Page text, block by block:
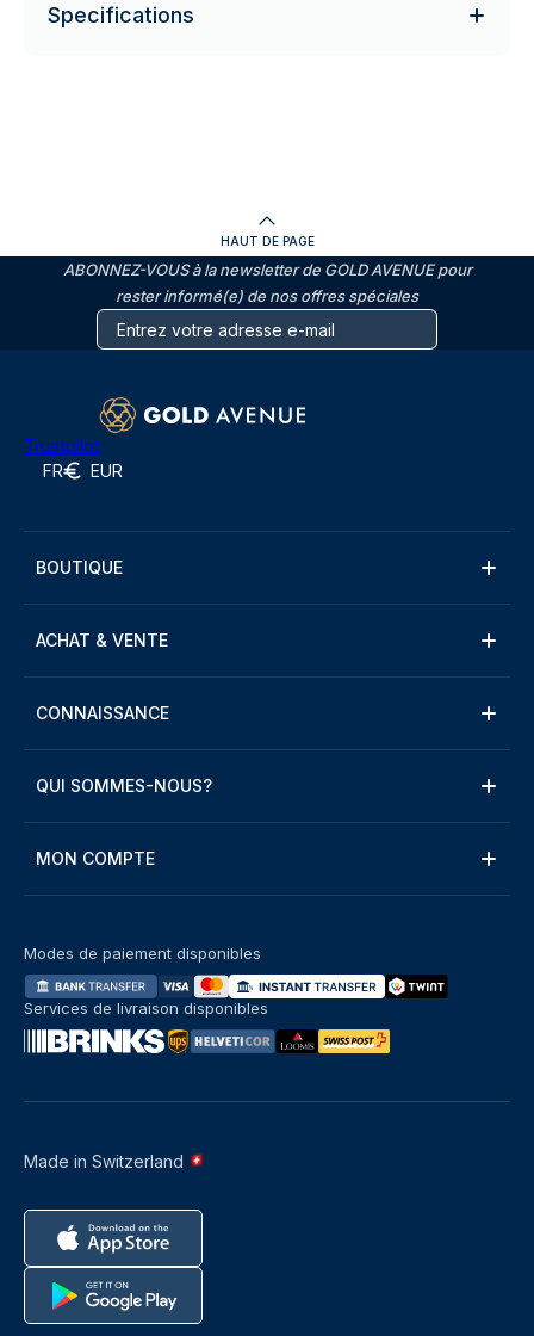
Specifications
HAUT DE PAGE
ABONNEZ-VOUS à la newsletter de GOLD AVENUE pour
rester informé(e) de nos offres spéciales
Trustpilot
FR EUR
BOUTIQUE
ACHAT & VENTE
CONNAISSANCE
QUI SOMMES-NOUS?
MON COMPTE
Made in Switzerland
Modes de paiement disponibles
Services de livraison disponibles